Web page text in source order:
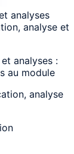
analyses
analyse et
analyses :
au module
analyse